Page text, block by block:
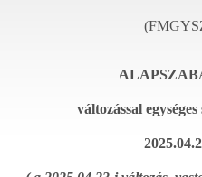
változással